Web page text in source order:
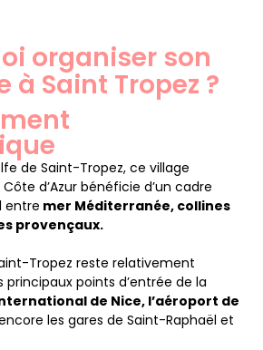
organiser son
à Saint Tropez ?
de Saint-Tropez, ce village
d’Azur bénéficie d’un cadre
entre mer Méditerranée, collines
provençaux.
Tropez reste relativement
principaux points d’entrée de la
de Nice, l’aéroport de
les gares de Saint-Raphaël et